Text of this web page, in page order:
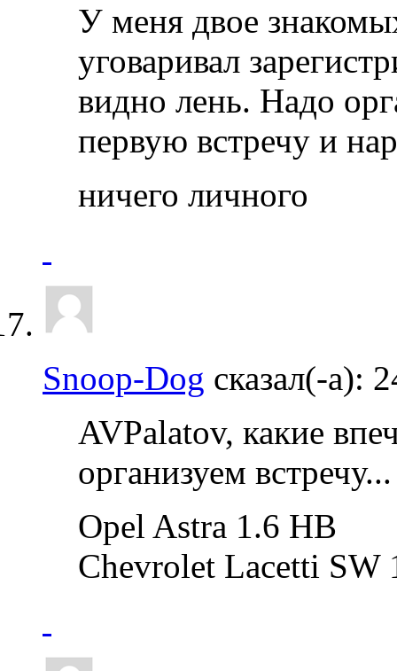
У меня двое
уговаривал
видно лень. Надо
первую встречу и
ничего личного
Snoop-Dog сказал(-а):
AVPalatov, какие
организуем
Opel Astra 1.6 HB
Chevrolet Lacetti SW